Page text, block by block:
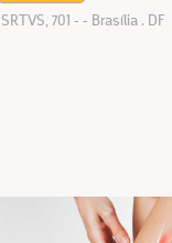
SRTVS, 701 - - Brasília . DF